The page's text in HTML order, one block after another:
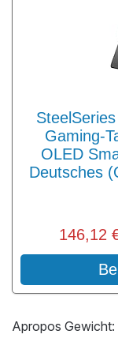
Gaming-
OLED
Deutsches
146,12
Apropos Gewicht: